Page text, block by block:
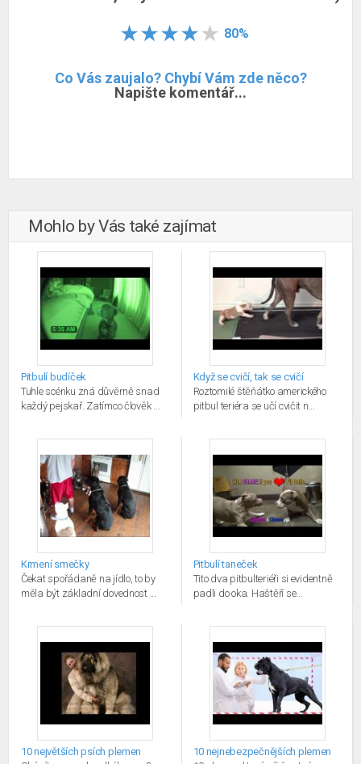
80%
Co Vás zaujalo? Chybí Vám zde něco?
Napište komentář...
Mohlo by Vás také zajímat
Pitbulí budíček
Tuhle scénku zná důvěrně snad
každý pejskař. Zatímco člověk ...
Když se cvičí, tak se cvičí
Roztomilé štěňátko amerického
pitbul teriéra se učí cvičit n...
Krmení smečky
Čekat spořádaně na jídlo, to by
měla být základní dovednost ...
Pitbulí taneček
Tito dva pitbulteriéři si evidentně
padli do oka. Haštěří se...
10 největších psích plemen
10 nejnebezpečnějších plemen